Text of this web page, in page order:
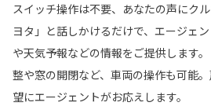
スイッチ操作は不要、あなたの声にク
ヨタ」と話しかけるだけで、エージェ
や天気予報などの情報をご提供します
整や窓の開閉など、車両の操作も可能
望にエージェントがお応えします。